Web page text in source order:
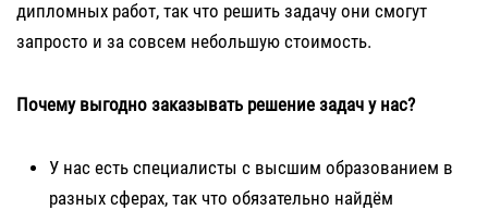
дипломных работ, так что решить задачу они смогут
запросто и за совсем небольшую стоимость.
Почему выгодно заказывать решение задач у нас?
У нас есть специалисты с высшим образованием в
разных сферах, так что обязательно найдём